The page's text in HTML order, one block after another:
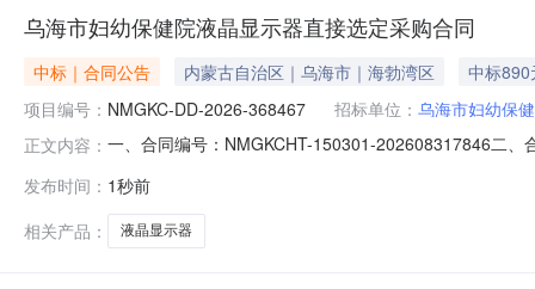
乌海市妇幼保健院液晶显示器直接选定采购合同
中标｜合同公告 内蒙古自治区｜乌海市｜海勃湾区
中标890
项目编号： NMGKC-DD-2026-368467 招标单位： 乌海市妇幼保
正文内容： 一、合同编号：NMGKCHT-150301-202608317846二
方）：海勃湾区强鑫电子经销部地址：乌海市海勃湾区
发布时间： 1秒前
相关产品：
液晶显示器